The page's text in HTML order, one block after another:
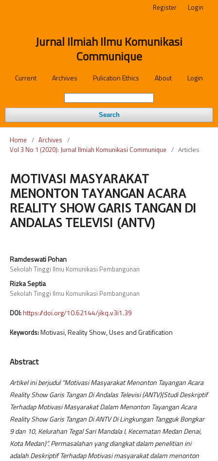
Jurnal Ilmiah Ilmu Komunikasi
Communique
Current Archives Pulication Ethics About Login
Search
Register Login
Home / Archives /
Vol 3 No 1 (2020): Jurnal Ilmiah Komunikasi Communique / Articles
MOTIVASI MASYARAKAT
MENONTON TAYANGAN ACARA
REALITY SHOW GARIS TANGAN DI
ANDALAS TELEVISI (ANTV)
Ramdeswati Pohan
Sekolah Tinggi Ilmu Komunikasi Pembangunan
Rizka Septia
Sekolah Tinggi Ilmu Komunikasi Pembangunan
DOI:https://doi.org/10.62144/jikq.v3i1.39
Keywords:Motivasi, Reality Show, Uses and Gratification
Abstract
Artikel ini berjudul “Motivasi Masyarakat Menonton Tayangan Acara
Reality Show Garis Tangan Di Andalas Televisi (ANTV)(Studi Deskriptif
Terhadap Motivasi Masyarakat Dalam Menonton Tayangan Acara
Reality Show Garis Tangan Di ANTV Di Lingkungan Tangguk Bongkar
9 dan 10, Kelurahan Tegal Sari Mandala I, Kecematan Medan Denai,
Kota Medan)”. Permasalahan yang diangkat dalam penelitian ini
adalah Deskriptif Terhadap Motivasi masyarakat dalam menonton